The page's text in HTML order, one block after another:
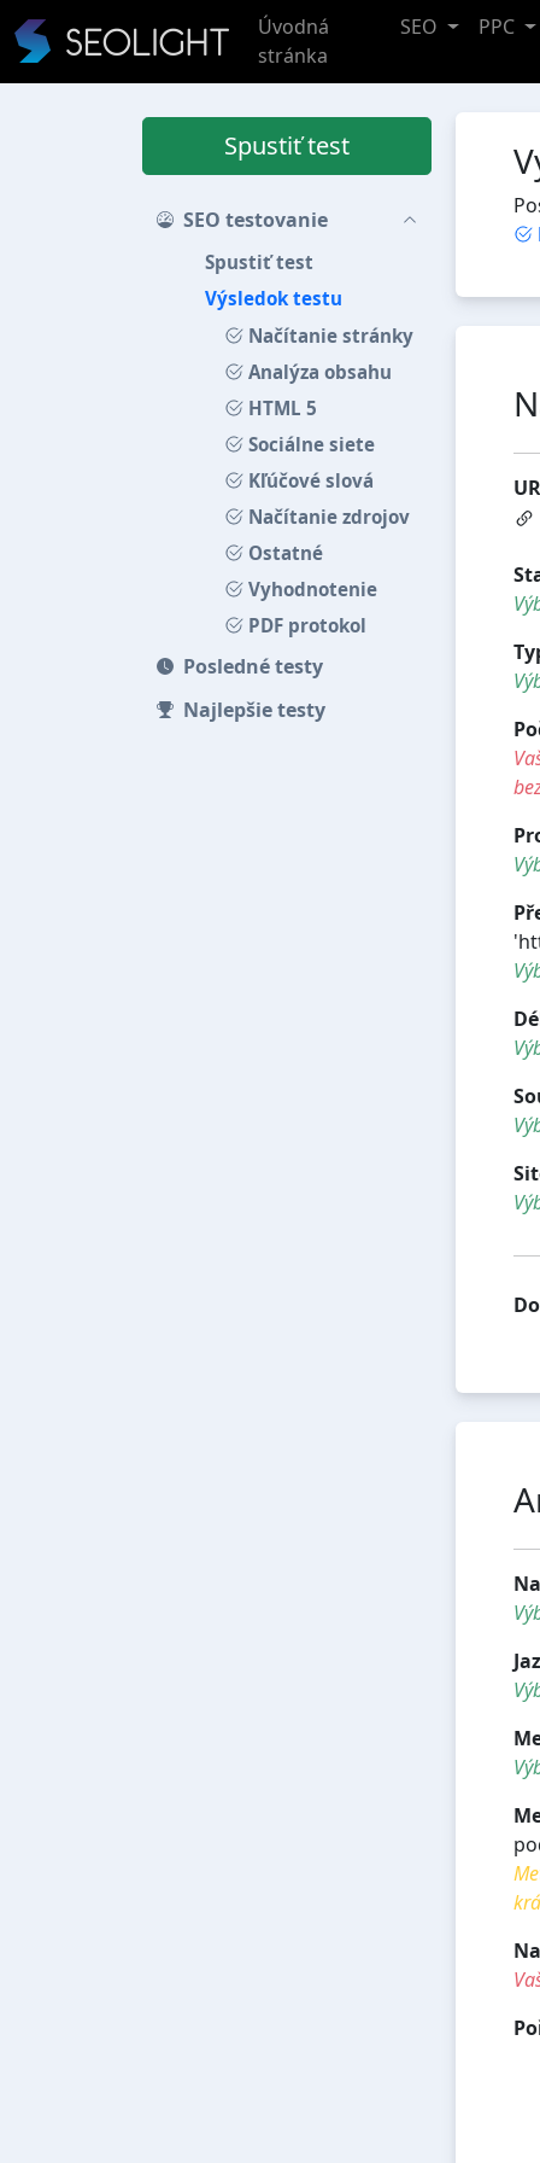
Úvodná
stránka
SEO PPC
Spustiť test
SEO testovanie
Spustiť test
Výsledok testu
Načítanie stránky
Analýza obsahu
HTML 5
Sociálne siete
Kľúčové slová
Načítanie zdrojov
Ostatné
Vyhodnotenie
PDF protokol
Posledné testy
Najlepšie testy